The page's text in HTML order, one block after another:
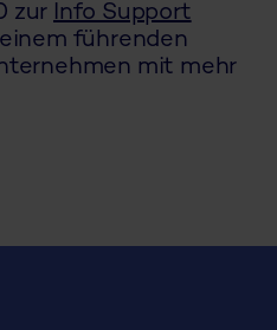
zurInfo Support
führenden
mit mehr